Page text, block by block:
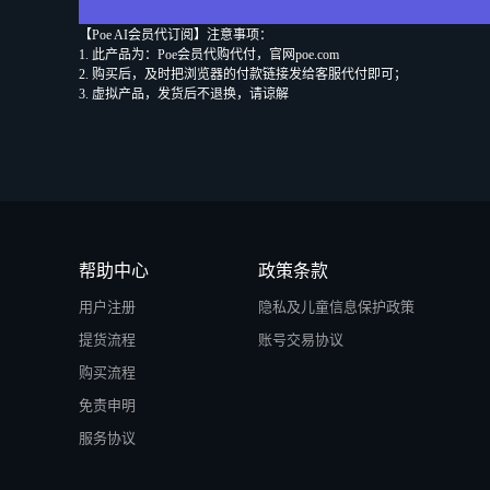
【Poe AI会员代订阅】注意事项：
1. 此产品为：Poe会员代购代付，官网poe.com
2. 购买后，及时把浏览器的付款链接发给客服代付即可；
3. 虚拟产品，发货后不退换，请谅解
帮助中心
用户注册
提货流程
购买流程
免责申明
服务协议
政策条款
隐私及儿童信息保护政策
账号交易协议